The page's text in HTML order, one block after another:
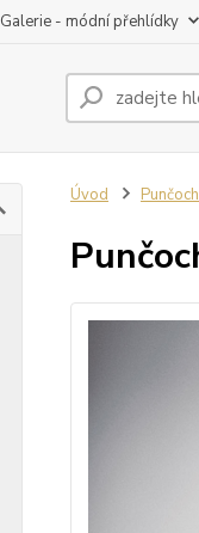
Galerie - módní přehlídky
Úvod